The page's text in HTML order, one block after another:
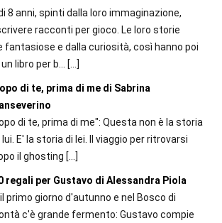
8 anni, spinti dalla loro immaginazione,
racconti per gioco. Le loro storie
fantasiose e dalla curiosità, così hanno poi
libro per b...
[…]
di te, prima di me di Sabrina
di te, prima di me": Questa non è la storia
lui. E' la storia di lei. Il viaggio per ritrovarsi
il ghosting […]
regali per Gustavo di Alessandra Piola
il primo giorno d'autunno e nel Bosco di
c'è grande fermento: Gustavo compie